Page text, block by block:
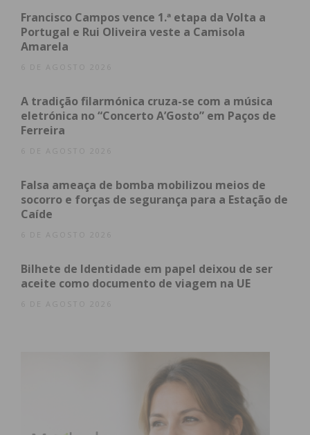
Sanfins de Ferreira como para o município de Paços
de Ferreira.
Subscreva a newsletter do
Imediato
Assine nossa newsletter por e-mail e
atualizada.
Eu li e concordo com ostermos e
Francisco Campos vence 1.ª etapa da Volta a
Portugal e Rui Oliveira veste a Camisola
Amarela
6 DE AGOSTO 2026
A tradição filarmónica cruza-se com a música
eletrónica no “Concerto A’Gosto” em Paços de
Ferreira
6 DE AGOSTO 2026
Falsa ameaça de bomba mobilizou meios de
socorro e forças de segurança para a Estação de
Caíde
6 DE AGOSTO 2026
Bilhete de Identidade em papel deixou de ser
aceite como documento de viagem na UE
6 DE AGOSTO 2026